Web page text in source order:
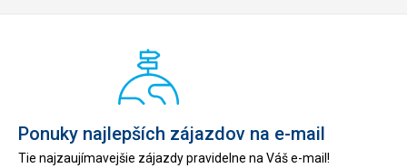
Ponuky najlepších zájazdov na e-mail
Tie najzaujímavejšie zájazdy pravidelne na Váš e-mail!